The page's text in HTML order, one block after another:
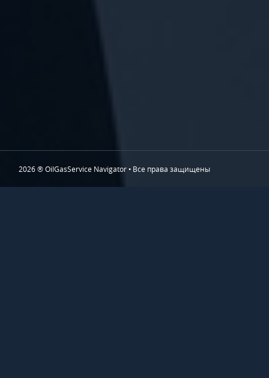
2026 ® OilGasService Navigator • Все права защищены